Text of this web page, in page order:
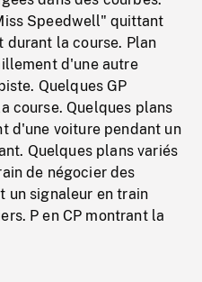
Speedwell" quittant
durant la course. Plan
d'une autre
Quelques GP
course. Quelques plans
d'une voiture pendant un
Quelques plans variés
de négocier des
un signaleur en train
P en CP montrant la